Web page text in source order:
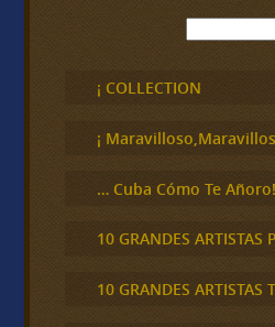
B
u
c
a
¡ COLLECTION
¡
… Cuba Cómo Te Añoro!
10 GRANDES ARTISTAS
10 GRANDES ARTISTAS